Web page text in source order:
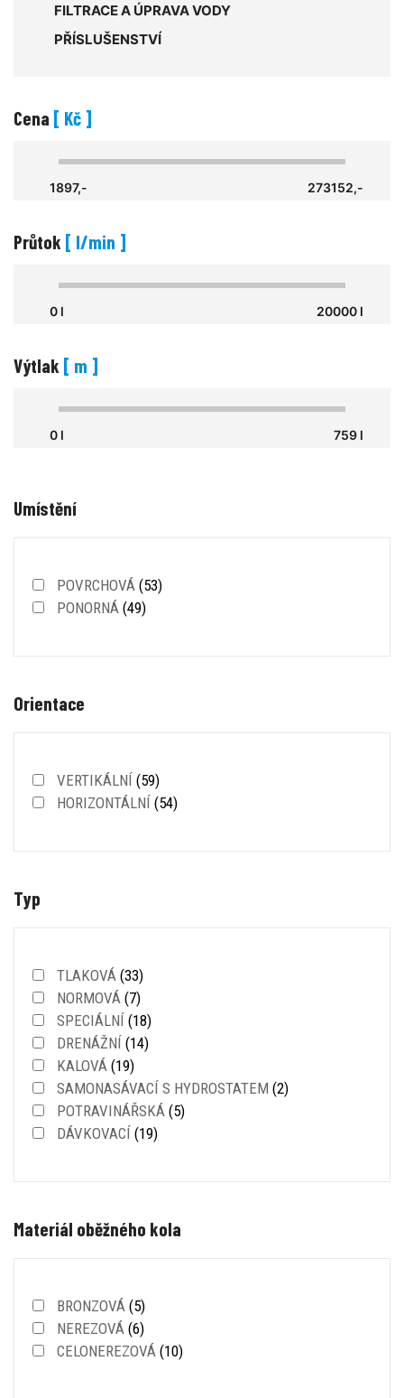
FILTRACE A ÚPRAVA VODY
PŘÍSLUŠENSTVÍ
Cena [ Kč ]
1897,- 273152,-
Průtok [ l/min ]
0 l 20000 l
Výtlak [ m ]
0 l 759 l
Umístění
POVRCHOVÁ (53)
PONORNÁ (49)
Orientace
VERTIKÁLNÍ (59)
HORIZONTÁLNÍ (54)
Typ
TLAKOVÁ (33)
NORMOVÁ (7)
SPECIÁLNÍ (18)
DRENÁŽNÍ (14)
KALOVÁ (19)
SAMONASÁVACÍ S HYDROSTATEM (2)
POTRAVINÁŘSKÁ (5)
DÁVKOVACÍ (19)
Materiál oběžného kola
BRONZOVÁ (5)
NEREZOVÁ (6)
CELONEREZOVÁ (10)